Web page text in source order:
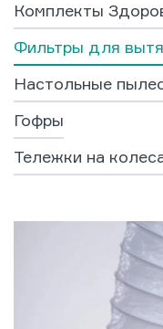
Комплекты
Фильтры для
Настольные
Гофры
Тележки на